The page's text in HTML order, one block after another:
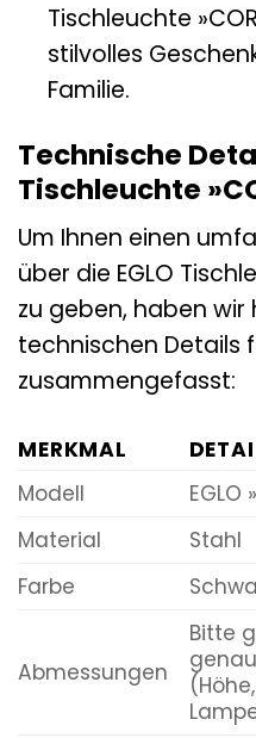
Tischleuchte
stilvolles
Familie.
Technische
Tischleuchte
Um Ihnen einen
über die EGLO
zu geben, haben
technischen Details
zusammengefasst:
MERKMAL
Modell
EGLO
Material
Stahl
Farbe
Abmessungen
Bitte